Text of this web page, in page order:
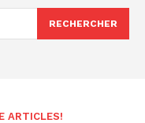
RECHERCHER
ARTICLES!